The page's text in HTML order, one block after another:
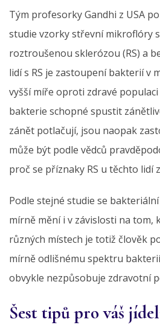
Tým profesorky Gandhi z USA
studie vzorky střevní mikroflóry
roztroušenou sklerózou (RS) a
lidí s RS je zastoupení bakterií v
vyšší míře oproti zdravé
bakterie schopné spustit
zánět potlačují, jsou naopak
může být podle vědců
proč se příznaky RS u těchto lidí
Podle stejné studie se
mírně mění i v závislosti na tom,
různých místech je totiž člověk
mírně odlišnému spektru
obvykle nezpůsobuje zdravotní
Šest tipů pro váš